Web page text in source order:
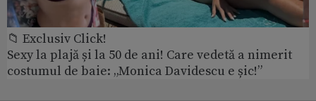
📁 Exclusiv Click!
Sexy la plajă și la 50 de ani! Care vedetă a nimerit
costumul de baie: „Monica Davidescu e șic!”